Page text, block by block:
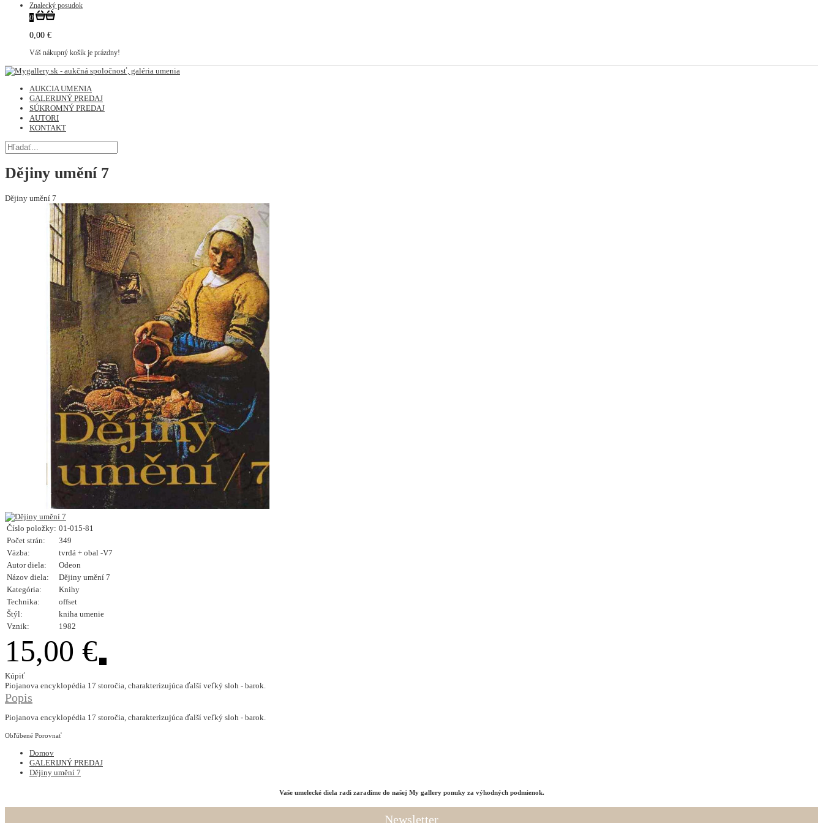
Znalecký posudok
0
0,00 €
Váš nákupný košík je prázdny!
AUKCIA UMENIA
GALERIJNÝ PREDAJ
SÚKROMNÝ PREDAJ
AUTORI
KONTAKT
Dějiny umění 7
Dějiny umění 7
Číslo položky: 01-015-81
Počet strán:
349
Väzba:
tvrdá + obal -V7
Autor diela:
Odeon
Názov diela:
Dějiny umění 7
Kategória:
Knihy
Technika:
offset
Štýl:
kniha umenie
Vznik:
1982
15,00 €
Kúpiť
Piojanova encyklopédia 17 storočia, charakterizujúca ďalší veľký sloh - barok.
Popis
Piojanova encyklopédia 17 storočia, charakterizujúca ďalší veľký sloh - barok.
Obľúbené Porovnať
Domov
GALERIJNÝ PREDAJ
Dějiny umění 7
Vaše umelecké diela radi zaradíme do našej My gallery ponuky za výhodných podmienok.
Newsletter